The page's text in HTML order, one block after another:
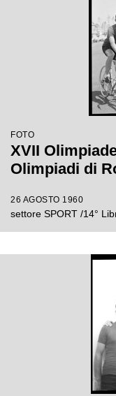
FOTO
XVII
Olimpiadi di
26 AGOSTO 1960
settore SPORT /14°